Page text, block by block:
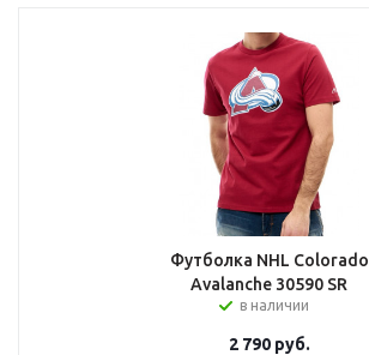
Футболка NHL Colorado
Avalanche 30590 SR
в наличии
2 790руб.